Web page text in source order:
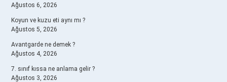
Ağustos 6, 2026
Koyun ve kuzu eti aynı mı ?
Ağustos 5, 2026
Avantgarde ne demek ?
Ağustos 4, 2026
7. sınıf kıssa ne anlama gelir ?
Ağustos 3, 2026